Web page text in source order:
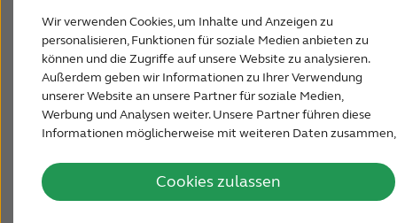
Wir verwenden Cookies, um Inhalte und Anzeigen zu
personalisieren, Funktionen für soziale Medien anbieten zu
können und die Zugriffe auf unsere Website zu analysieren.
Außerdem geben wir Informationen zu Ihrer Verwendung
unserer Website an unsere Partner für soziale Medien,
Werbung und Analysen weiter. Unsere Partner führen diese
Informationen möglicherweise mit weiteren Daten zusammen,
Nutzung der Dienste gesammelt haben.
Cookies zulassen
Über ReSound
Support & Unterstützung
FÜR AKUSTIKER
ÖSTERREICH
Störungen im Außen- oder Mittelohr verursacht.
Dabei kann es sich einfach nur um eine
Blockierung des äußeren Gehörgangs durch
Ohrenschmalz handeln, die sich dann leicht von
einem Hörspezialisten beseitigen lässt. Eine
Schallleitungsschwerhörigkeit kann aber auch auf
die dauerhaft sein kann und mit Verstärkung
behandelt werden muss.